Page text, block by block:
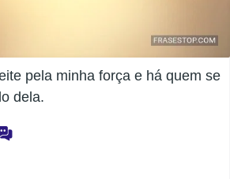
pela minha força e há quem se
dela.